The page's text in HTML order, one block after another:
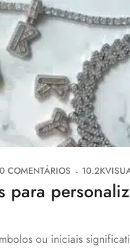
0 COMENTÁRIOS 10.2K
para
ou iniciais